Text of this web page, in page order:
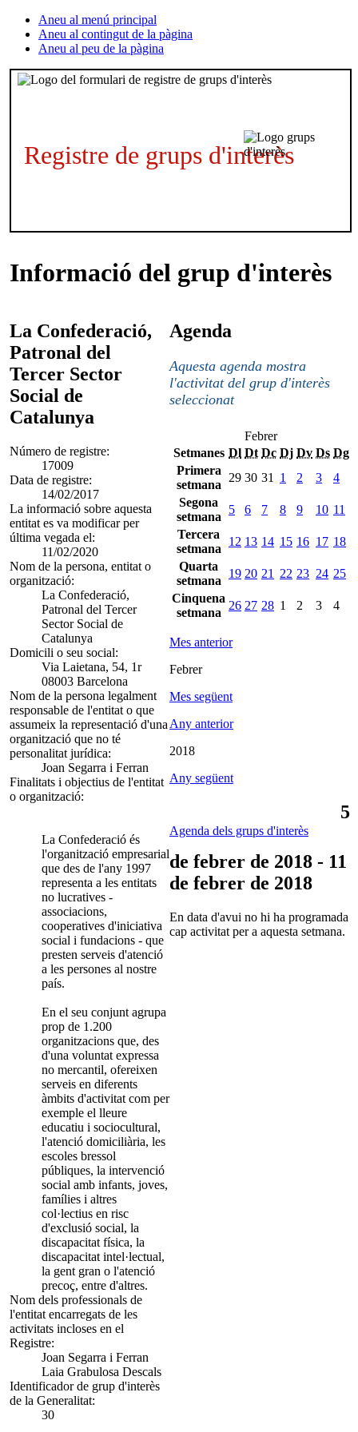
Aneu al menú principal
Aneu al contingut de la pàgina
Aneu al peu de la pàgina
Registre de grups d'interès
Informació del grup d'interès
La Confederació,
Patronal del
Tercer Sector
Social de
Catalunya
Número de registre:
17009
Data de registre:
14/02/2017
La informació sobre aquesta
entitat es va modificar per
última vegada el:
11/02/2020
Nom de la persona, entitat o
organització:
La Confederació,
Patronal del Tercer
Sector Social de
Catalunya
Domicili o seu social:
Via Laietana, 54, 1r
08003 Barcelona
Nom de la persona legalment
responsable de l'entitat o que
assumeix la representació d'una
organització que no té
personalitat jurídica:
Joan Segarra i Ferran
Finalitats i objectius de l'entitat
o organització:
La Confederació és
l'organització empresarial
que des de l'any 1997
representa a les entitats
no lucratives -
associacions,
cooperatives d'iniciativa
social i fundacions - que
presten serveis d'atenció
a les persones al nostre
país.
En el seu conjunt agrupa
prop de 1.200
organitzacions que, des
d'una voluntat expressa
no mercantil, ofereixen
serveis en diferents
àmbits d'activitat com per
exemple el lleure
educatiu i sociocultural,
l'atenció domiciliària, les
escoles bressol
públiques, la intervenció
social amb infants, joves,
famílies i altres
col·lectius en risc
d'exclusió social, la
discapacitat física, la
discapacitat intel·lectual,
la gent gran o l'atenció
precoç, entre d'altres.
Nom dels professionals de
l'entitat encarregats de les
activitats incloses en el
Registre:
Joan Segarra i Ferran
Laia Grabulosa Descals
Identificador de grup d'interès
de la Generalitat:
30
Agenda
Aquesta agenda mostra
l'activitat del grup d'interès
seleccionat
Febrer
Setmanes Dl Dt Dc Dj Dv Ds Dg
Primera
setmana
29 30 31 1 2 3
4
Segona
setmana
5 6 7 8 9 10 11
Tercera
setmana
12 13 14 15 16 17 18
Quarta
setmana
19 20 21 22 23 24 25
Cinquena
setmana
26 27 28 1 2 3 4
Mes anterior
Febrer
Mes següent
Any anterior
2018
Any següent
Agenda dels grups d'interès
5
de febrer de 2018 - 11
de febrer de 2018
En data d'avui no hi ha programada
cap activitat per a aquesta setmana.